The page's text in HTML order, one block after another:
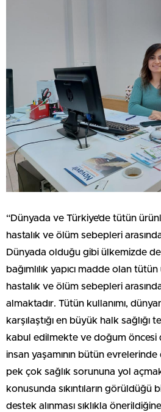
“Dünyada ve Türkiye’de tütün
hastalık ve ölüm sebepleri
Dünyada olduğu gibi ülkemizde de
bağımlılık yapıcı madde olan
hastalık ve ölüm sebepleri
almaktadır. Tütün kullanımı,
karşılaştığı en büyük halk
kabul edilmekte ve doğum öncesi
insan yaşamının bütün
pek çok sağlık sorununa yol
konusunda sıkıntıların görüldüğü
destek alınması sıklıkla